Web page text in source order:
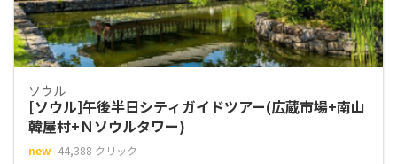
ソウル
[ソウル]午後半日シティガイドツアー(広蔵市場+南山
韓屋村+Ｎソウルタワー)
new 44,388 クリック